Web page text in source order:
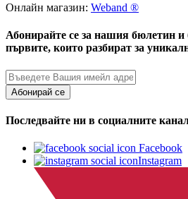
Онлайн магазин: Weband ®
Абонирайте се за нашия бюлетин и
първите, които разбират за
Абонирай се
Последвайте ни в социалните
Facebook
Instagram